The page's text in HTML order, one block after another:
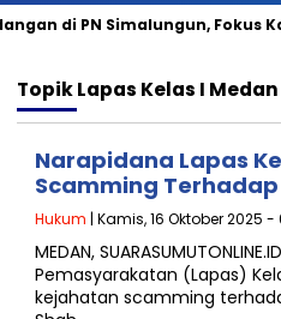
PN Simalungun, Fokus Kasus
TopikLapas Kelas I Medan
Narapidana Lapas
Scamming
Hukum | Kamis, 16 Oktober 2025 -
MEDAN,
Pemasyarakatan (Lapas)
kejahatan scamming